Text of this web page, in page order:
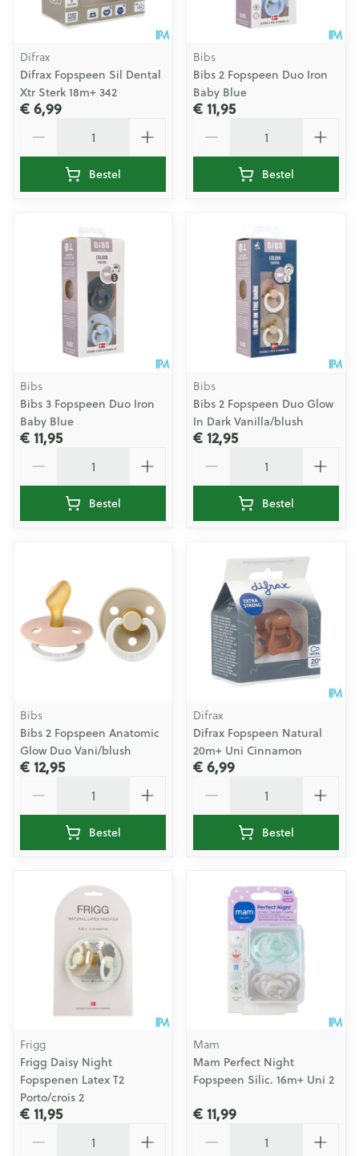
Difrax
Difrax Fopspeen Sil Dental
Xtr Sterk 18m+ 342
€ 6,99
Bestel
Bibs
Bibs 2 Fopspeen Duo Iron
Baby Blue
€ 11,95
Bestel
Bibs
Bibs 3 Fopspeen Duo Iron
Baby Blue
€ 11,95
Bestel
Bibs
Bibs 2 Fopspeen Duo Glow
In Dark Vanilla/blush
€ 12,95
Bestel
Bibs
Bibs 2 Fopspeen Anatomic
Glow Duo Vani/blush
€ 12,95
Bestel
Difrax
Difrax Fopspeen Natural
20m+ Uni Cinnamon
€ 6,99
Bestel
Frigg
Frigg Daisy Night
Fopspenen Latex T2
Porto/crois 2
€ 11,95
Mam
Mam Perfect Night
Fopspeen Silic. 16m+ Uni 2
€ 11,99